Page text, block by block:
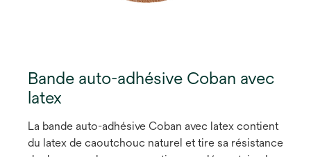
Bande auto-adhésive Coban avec
latex
La bande auto-adhésive Coban avec latex contient
du latex de caoutchouc naturel et tire sa résistance